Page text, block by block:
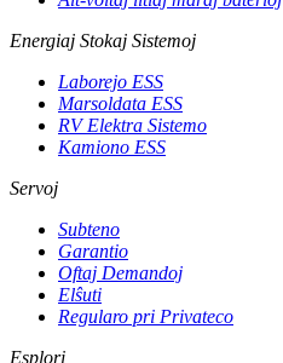
Energiaj Stokaj Sistemoj
Laborejo ESS
Marsoldata ESS
RV Elektra Sistemo
Kamiono ESS
Servoj
Subteno
Garantio
Oftaj Demandoj
Elŝuti
Regularo pri Privateco
Esplori